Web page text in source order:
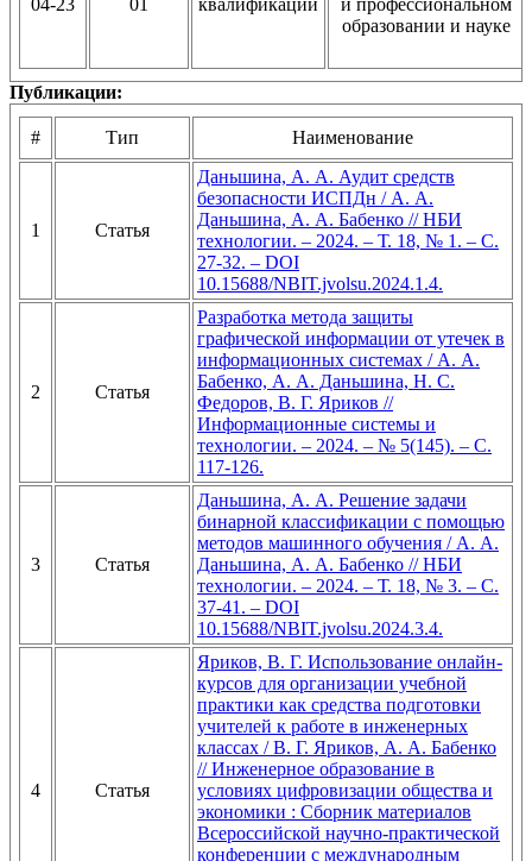
образовании и науке
Публикации:
# Тип Наименование
1 Статья
Даньшина, А. А. Аудит средств
безопасности ИСПДн / А. А.
Даньшина, А. А. Бабенко // НБИ
технологии. – 2024. – Т. 18, № 1. – С.
27-32. – DOI
10.15688/NBIT.jvolsu.2024.1.4.
2 Статья
Разработка метода защиты
графической информации от утечек в
информационных системах / А. А.
Бабенко, А. А. Даньшина, Н. С.
Федоров, В. Г. Яриков //
Информационные системы и
технологии. – 2024. – № 5(145). – С.
117-126.
3 Статья
Даньшина, А. А. Решение задачи
бинарной классификации с помощью
методов машинного обучения / А. А.
Даньшина, А. А. Бабенко // НБИ
технологии. – 2024. – Т. 18, № 3. – С.
37-41. – DOI
10.15688/NBIT.jvolsu.2024.3.4.
4 Статья
Яриков, В. Г. Использование онлайн-
курсов для организации учебной
практики как средства подготовки
учителей к работе в инженерных
классах / В. Г. Яриков, А. А. Бабенко
// Инженерное образование в
условиях цифровизации общества и
экономики : Сборник материалов
Всероссийской научно-практической
конференции с международным